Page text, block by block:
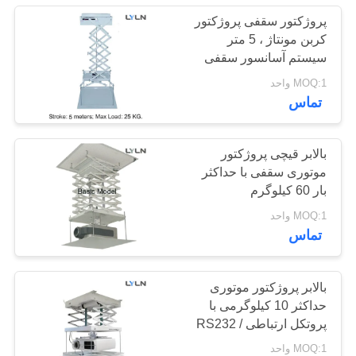
تماس
بگیرید
اخبار
موارد
درخواست
نقل قول
نقشه
سایت
پروژکتور سقفی پروژکتور
کربن مونتاژ ، 5 متر
سیستم آسانسور سقفی
پروژکتور
MOQ:1 واحد
تماس
بالابر قیچی پروژکتور
موتوری سقفی با حداکثر
بار 60 کیلوگرم
MOQ:1 واحد
تماس
بالابر پروژکتور موتوری
حداکثر 10 کیلوگرمی با
پروتکل ارتباطی RS232 /
485
MOQ:1 واحد